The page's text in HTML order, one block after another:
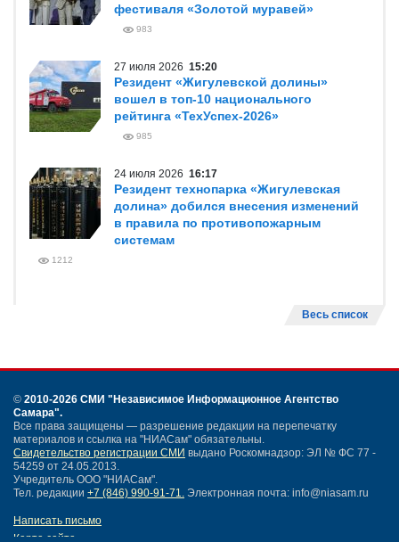
фестиваля «Золотой муравей»
983
27 июля 2026 15:20
Резидент «Жигулевской долины»
вошел в топ-10 национального
рейтинга «ТехУспех-2026»
985
24 июля 2026 16:17
Резидент технопарка «Жигулевская
долина» добился внесения изменений
в правила по противопожарным
системам
1212
Весь список
© 2010-2026 СМИ "Независимое Информационное Агентство
Самара".
Все права защищены — разрешение редакции на перепечатку
материалов и ссылка на "НИАСам" обязательны.
Свидетельство регистрации СМИ выдано Роскомнадзор: ЭЛ № ФС 77 -
54259 от 24.05.2013.
Учредитель ООО "НИАСам".
Тел. редакции +7 (846) 990-91-71. Электронная почта: info@niasam.ru
Написать письмо
Карта сайта